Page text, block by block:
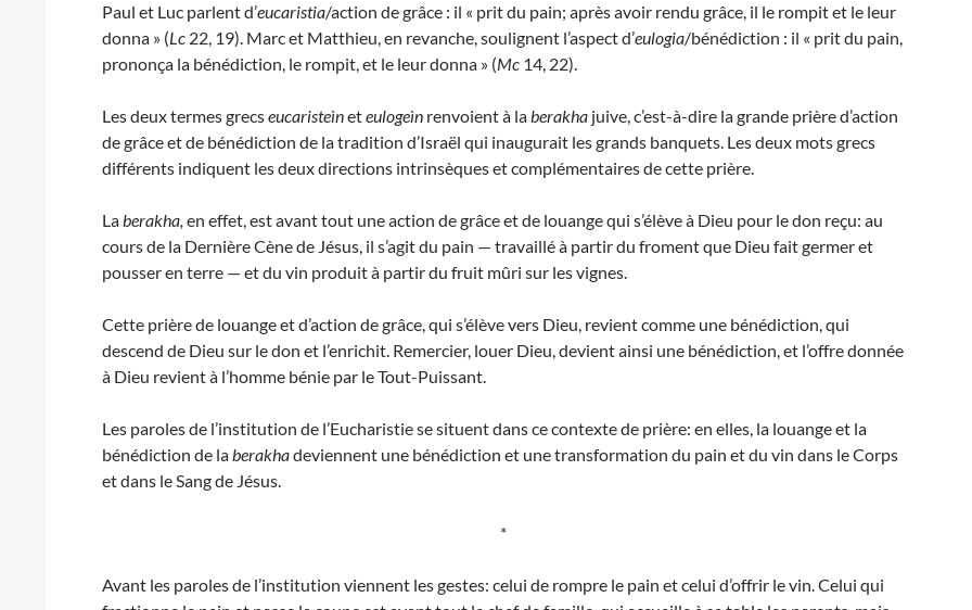
Paul et Luc parlent d’eucaristia/action de grâce : il « prit du pain; après avoir rendu grâce, il le rompit et le leur
donna » (Lc 22, 19). Marc et Matthieu, en revanche, soulignent l’aspect d’eulogia/bénédiction : il « prit du pain,
prononça la bénédiction, le rompit, et le leur donna » (Mc 14, 22).
Les deux termes grecseucaristeìneteulogeìn renvoient à laberakha juive, c’est-à-dire la grande prière d’action
de grâce et de bénédiction de la tradition d’Israël qui inaugurait les grands banquets. Les deux mots grecs
différents indiquent les deux directions intrinsèques et complémentaires de cette prière.
Laberakha,en effet, est avant tout une action de grâce et de louange qui s’élève à Dieu pour le don reçu: au
cours de la Dernière Cène de Jésus, il s’agit du pain — travaillé à partir du froment que Dieu fait germer et
pousser en terre — et du vin produit à partir du fruit mûri sur les vignes.
Cette prière de louange et d’action de grâce, qui s’élève vers Dieu, revient comme une bénédiction, qui
descend de Dieu sur le don et l’enrichit. Remercier, louer Dieu, devient ainsi une bénédiction, et l’offre donnée
à Dieu revient à l’homme bénie par le Tout-Puissant.
Les paroles de l’institution de l’Eucharistie se situent dans ce contexte de prière: en elles, la louange et la
bénédiction de laberakhadeviennent une bénédiction et une transformation du pain et du vin dans le Corps
et dans le Sang de Jésus.
*
Avant les paroles de l’institution viennent les gestes: celui de rompre le pain et celui d’offrir le vin. Celui qui